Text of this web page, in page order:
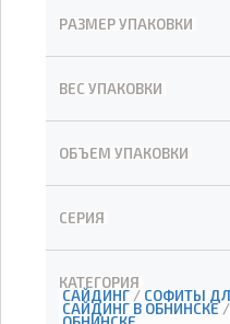
РАЗМЕР УПАКОВКИ
ВЕС УПАКОВКИ
ОБЪЕМ УПАКОВКИ
СЕРИЯ
КАТЕГОРИЯ
САЙДИНГ / СОФИТЫ
САЙДИНГ В ОБНИНСКЕ/